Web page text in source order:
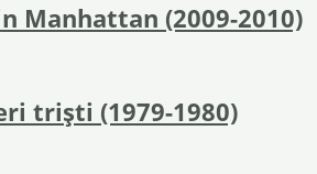
Manhattan (2009-2010)
triști (1979-1980)